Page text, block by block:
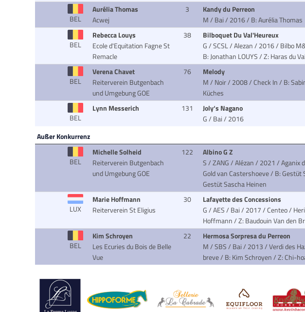
BEL
Aurélia Thomas
Acwej
3
Kandy du Perreon
M / Bai / 2016/ B: Aurélia Thomas
BEL
Rebecca Louys
Ecole d'Equitation Fagne St
Remacle
38
Bilboquet Du Val'Heureux
G / SCSL / Alezan / 2016 / Bilbo
B: Jonathan LOUYS / Z: Haras du
BEL
Verena Chavet
Reiterverein Butgenbach
und Umgebung GOE
76
Melody
M / Noir / 2008 / Check In/ B:
Küches
BEL
Lynn Messerich 131
Joly‘s Nagano
G / Bai / 2016
Außer Konkurrenz
BEL
Michelle Solheid
Reiterverein Butgenbach
und Umgebung GOE
122
Albino G Z
S / ZANG / Alézan / 2021 / Aganix
Gold van Castershoeve/ B: Gestüt
Gestüt Sascha Heinen
LUX
Marie Hoffmann
Reiterverein St Eligius
30
Lafayette des Concessions
G / AES / Bai / 2017 / Centeo /
Hoffmann / Z: Baudouin Van den
BEL
Kim Schroyen
Les Ecuries du Bois de Belle
Vue
22
Hermosa Sorpresa du Perreon
M / SBS / Bai / 2013 / Verdi des
breve/ B: Kim Schroyen / Z: Chi-